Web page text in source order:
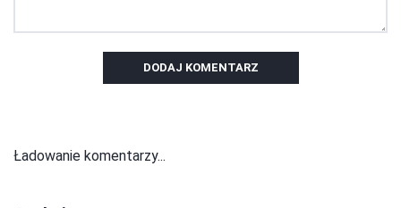
DODAJ KOMENTARZ
Ładowanie komentarzy...